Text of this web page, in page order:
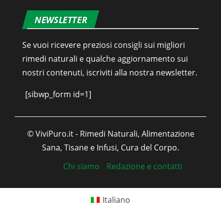
NEWSLETTER
Se vuoi ricevere preziosi consigli sui migliori
rimedi naturali e qualche aggiornamento sui
nostri contenuti, iscriviti alla nostra newsletter.
[sibwp_form id=1]
© ViviPuro.it - Rimedi Naturali, Alimentazione
Sana, Tisane e Infusi, Cura del Corpo.
Chi siamo
Redazione e contatti
Italiano